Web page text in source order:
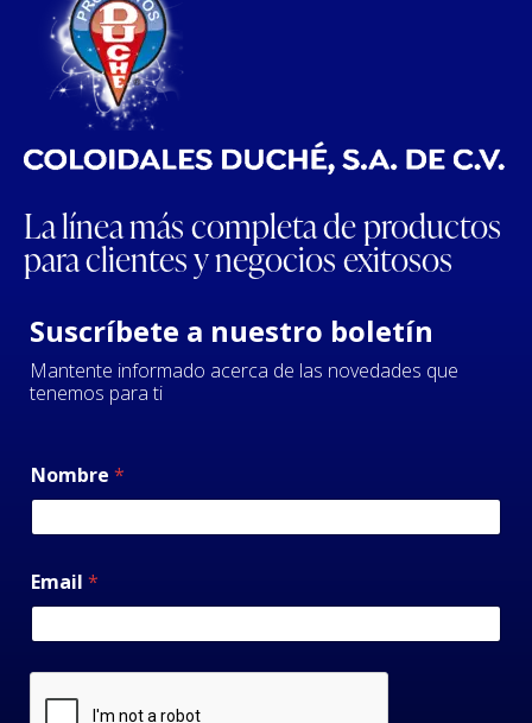
La línea más completa de productos
para clientes y negocios exitosos
Suscríbete a nuestro boletín
Mantente informado acerca de las novedades que
tenemos para ti
Nombre *
Email *